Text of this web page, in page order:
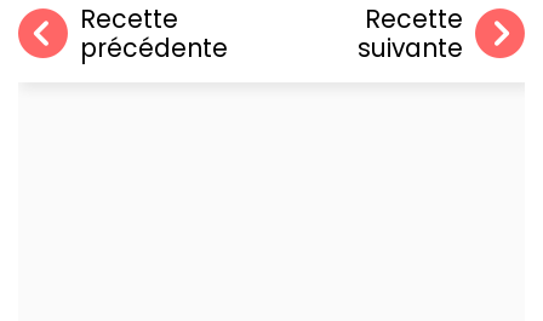
Recette
précédente
Recette
suivante